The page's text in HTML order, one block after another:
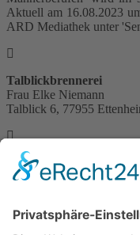
Aktuell am 16.08.2023
ARD Mediathek unter
Talblickbrennerei
Frau Elke Niemann
Talblick 6, 77955
Mobil +49 (0)178 - 914
info@talblickbrennerei.de